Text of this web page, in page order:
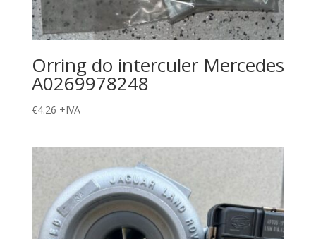
Orring do interculer Mercedes
A0269978248
€4.26 +IVA